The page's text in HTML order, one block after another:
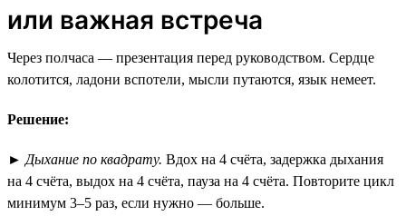
или важная встреча
Через полчаса — презентация перед руководством. Сердце
колотится, ладони вспотели, мысли путаются, язык немеет.
Решение:
► Дыхание по квадрату. Вдох на 4 счёта, задержка дыхания
на 4 счёта, выдох на 4 счёта, пауза на 4 счёта. Повторите цикл
минимум 3–5 раз, если нужно — больше.